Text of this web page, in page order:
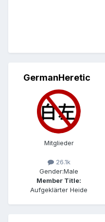
GermanHeretic
Mitglieder
26.1k
Gender:Male
Member Title:
Aufgeklärter Heide